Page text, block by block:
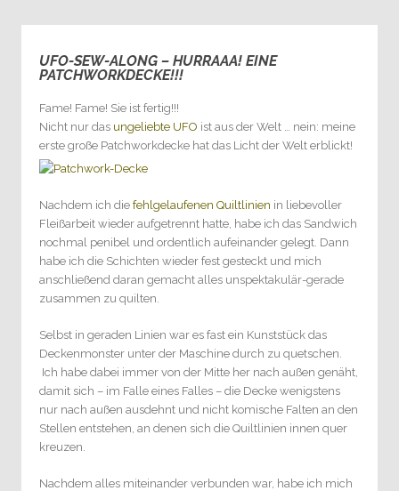
UFO-SEW-ALONG – HURRAAA! EINE
PATCHWORKDECKE!!!
Fame! Fame! Sie ist fertig!!!
Nicht nur das ungeliebte UFO ist aus der Welt … nein: meine
erste große Patchworkdecke hat das Licht der Welt erblickt!
Nachdem ich die fehlgelaufenen Quiltlinien in liebevoller
Fleißarbeit wieder aufgetrennt hatte, habe ich das Sandwich
nochmal penibel und ordentlich aufeinander gelegt. Dann
habe ich die Schichten wieder fest gesteckt und mich
anschließend daran gemacht alles unspektakulär-gerade
zusammen zu quilten.
Selbst in geraden Linien war es fast ein Kunststück das
Deckenmonster unter der Maschine durch zu quetschen.
Ich habe dabei immer von der Mitte her nach außen genäht,
damit sich – im Falle eines Falles – die Decke wenigstens
nur nach außen ausdehnt und nicht komische Falten an den
Stellen entstehen, an denen sich die Quiltlinien innen quer
kreuzen.
Nachdem alles miteinander verbunden war, habe ich mich